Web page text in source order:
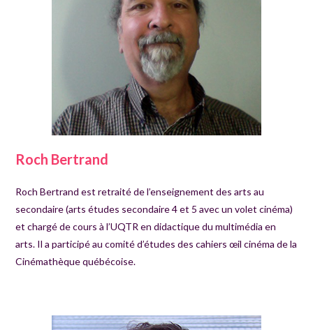
Roch Bertrand
Roch Bertrand est retraité de l’enseignement des arts au
secondaire (arts études secondaire 4 et 5 avec un volet cinéma)
et chargé de cours à l’UQTR en didactique du multimédia en
arts. Il a participé au comité d’études des cahiers œil cinéma de la
Cinémathèque québécoise.